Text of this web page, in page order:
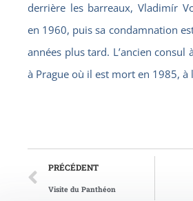
derrière les barreaux, Vladimír
en 1960, puis sa condamnation
années plus tard. L’ancien consul
à Prague où il est mort en 1985, à
PRÉCÉDENT
Visite du Panthéon